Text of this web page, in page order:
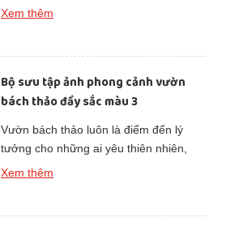
tìm kiếm không gian xanh để thư giãn.
cảm hứng cho lối sống xanh và hòa
hợp với […]
Xem thêm
Bộ sưu tập ảnh phong cảnh vườn
bách thảo đầy sắc màu 3
Vườn bách thảo luôn là điểm đến lý
tưởng cho những ai yêu thiên nhiên,
tìm kiếm không gian xanh để thư giãn.
Xem thêm